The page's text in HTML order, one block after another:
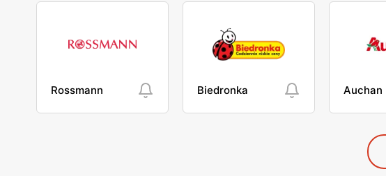
Rossmann Biedronka